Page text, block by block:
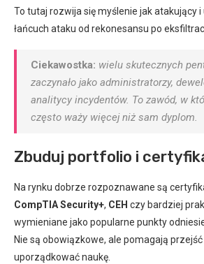
To tutaj rozwija się myślenie jak atakujący i
łańcuch ataku od rekonesansu po
Ciekawostka: wielu skutecznych
zaczynało jako administratorzy,
analitycy incydentów. To zawód, w
często waży więcej niż sam dyplom.
Zbuduj portfolio i
Na rynku dobrze rozpoznawane są
CompTIA Security+, CEH czy bardziej
wymieniane jako popularne punkty
Nie są obowiązkowe, ale pomagają
uporządkować naukę.